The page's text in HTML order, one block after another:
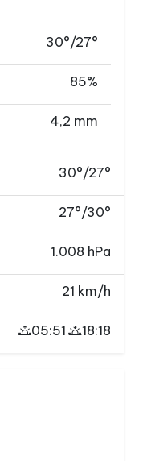
30°/27°
85%
4,2 mm
30°/27°
27°/30°
1.008 hPa
21 km/h
05:51 18:18